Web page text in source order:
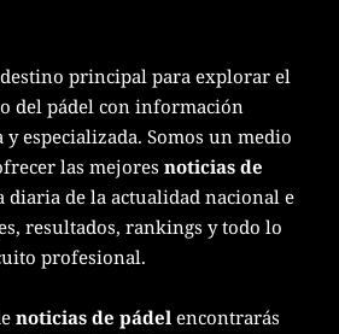
principal para explorar el
del pádel con información
especializada. Somos un medio
las mejores noticias de
diaria de la actualidad nacional e
resultados, rankings y todo lo
profesional.
noticias de pádel encontrarás